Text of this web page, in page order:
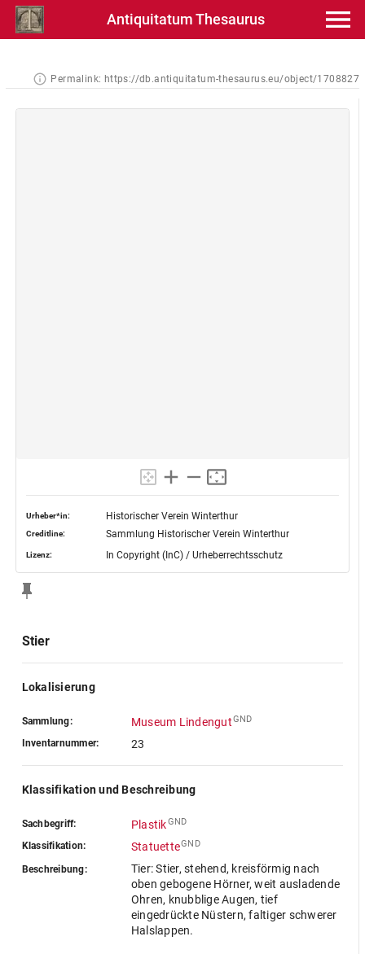
Antiquitatum Thesaurus
Permalink: https://db.antiquitatum-thesaurus.eu/object/1708827
Urheber*in: Historischer Verein Winterthur
Creditline: Sammlung Historischer Verein Winterthur
Lizenz: In Copyright (InC) / Urheberrechtsschutz
Stier
Lokalisierung
Sammlung: Museum LindengutGND
Inventarnummer: 23
Klassifikation und Beschreibung
Sachbegriff: PlastikGND
Klassifikation: StatuetteGND
Beschreibung:
Tier: Stier, stehend, kreisförmig nach
oben gebogene Hörner, weit ausladende
Ohren, knubblige Augen, tief
eingedrückte Nüstern, faltiger schwerer
Halslappen.